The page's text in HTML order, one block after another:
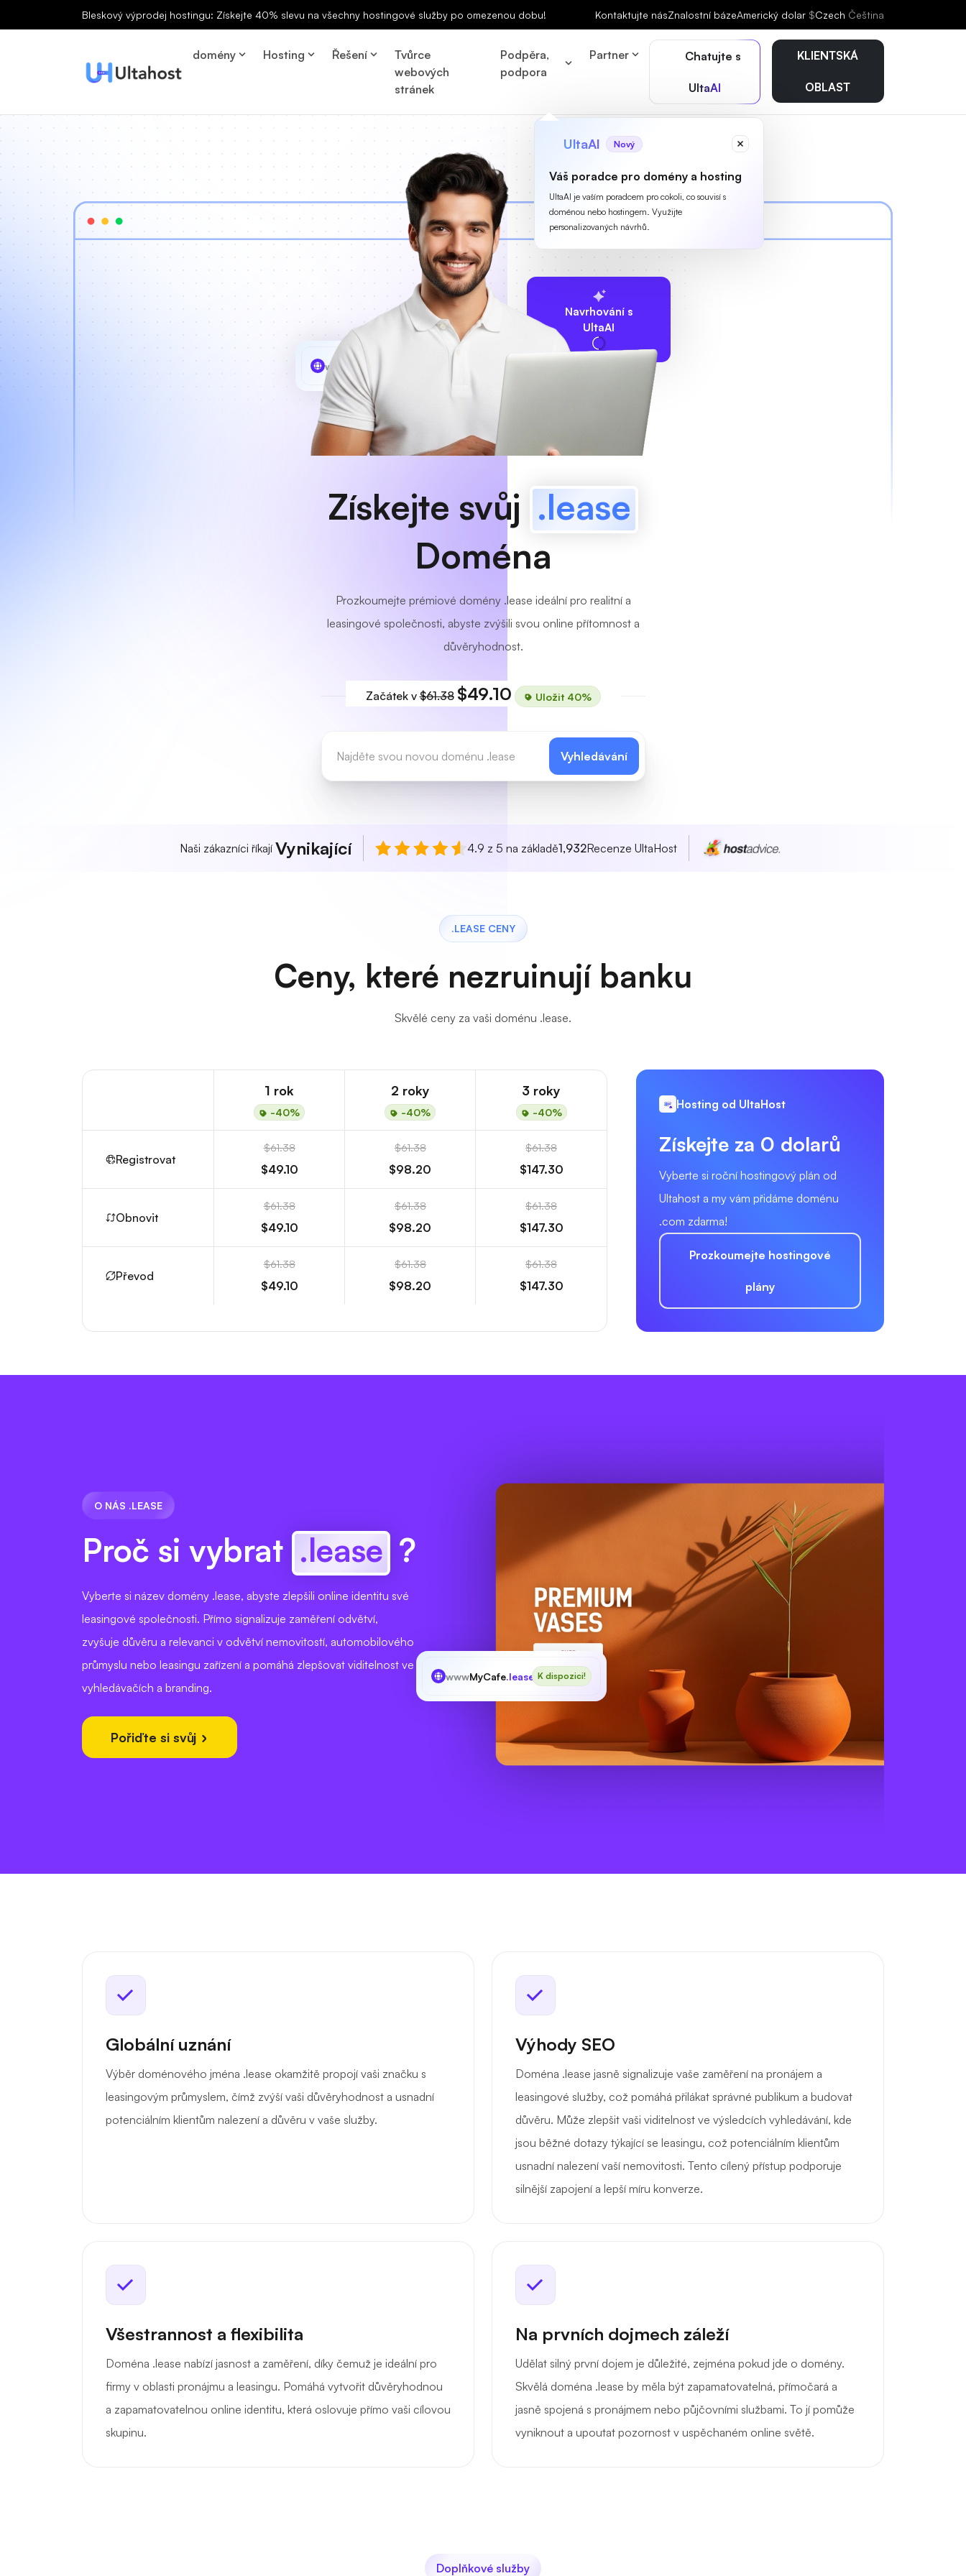
Bleskový výprodej hostingu: Získejte 40% slevu na všechny hostingové služby po omezenou dobu! Kontaktujte násZnalostní bázeAmerický dolar $Czech Čeština
domény Hosting Řešení
Tvůrce
webových
stránek
Podpěra,
podpora
Partner Chatujte s
UltaAI
UltaAI Nový
Váš poradce pro domény a hosting
UltaAI je vaším poradcem pro cokoli, co souvisí s
doménou nebo hostingem. Využijte
personalizovaných návrhů.
KLIENTSKÁ
OBLAST
Navrhování s
UltaAI
www MyCafe
Získejte svůj .lease
Doména
Prozkoumejte prémiové domény .lease ideální pro realitní a
leasingové společnosti, abyste zvýšili svou online přítomnost a
důvěryhodnost.
Začátek v$61.38 $49.10 Uložit 40%
Vyhledávání
Naši zákazníci říkají Vynikající 4.9 z 5 na základě1,932Recenze UltaHost
.LEASE CENY
Ceny, které nezruinují banku
Skvělé ceny za vaši doménu .lease.
1 rok
-40%
2 roky
-40%
3 roky
-40%
Registrovat
$61.38
$49.10
$61.38
$98.20
$61.38
$147.30
Obnovit
$61.38
$49.10
$61.38
$98.20
$61.38
$147.30
Převod
$61.38
$49.10
$61.38
$98.20
$61.38
$147.30
Hosting od UltaHost
Získejte za 0 dolarů
Vyberte si roční hostingový plán od
Ultahost a my vám přidáme doménu
.com zdarma!
Prozkoumejte hostingové
plány
O NÁS .LEASE
Proč si vybrat .lease ?
Vyberte si název domény .lease, abyste zlepšili online identitu své
leasingové společnosti. Přímo signalizuje zaměření odvětví,
zvyšuje důvěru a relevanci v odvětví nemovitostí, automobilového
průmyslu nebo leasingu zařízení a pomáhá zlepšovat viditelnost ve
vyhledávačích a branding.
Pořiďte si svůj
wwwMyCafe.lease K dispozici!
Globální uznání
Výběr doménového jména .lease okamžitě propojí vaši značku s
leasingovým průmyslem, čímž zvýší vaši důvěryhodnost a usnadní
potenciálním klientům nalezení a důvěru v vaše služby.
Výhody SEO
Doména .lease jasně signalizuje vaše zaměření na pronájem a
leasingové služby, což pomáhá přilákat správné publikum a budovat
důvěru. Může zlepšit vaši viditelnost ve výsledcích vyhledávání, kde
jsou běžné dotazy týkající se leasingu, což potenciálním klientům
usnadní nalezení vaší nemovitosti. Tento cílený přístup podporuje
silnější zapojení a lepší míru konverze.
Všestrannost a flexibilita
Doména .lease nabízí jasnost a zaměření, díky čemuž je ideální pro
firmy v oblasti pronájmu a leasingu. Pomáhá vytvořit důvěryhodnou
a zapamatovatelnou online identitu, která oslovuje přímo vaši cílovou
skupinu.
Na prvních dojmech záleží
Udělat silný první dojem je důležité, zejména pokud jde o domény.
Skvělá doména .lease by měla být zapamatovatelná, přímočará a
jasně spojená s pronájmem nebo půjčovními službami. To jí pomůže
vyniknout a upoutat pozornost v uspěchaném online světě.
Doplňkové služby